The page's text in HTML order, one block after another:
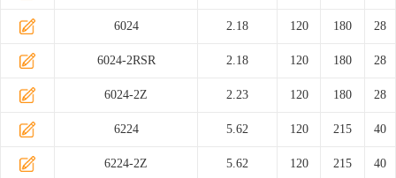
6024 2.18 120 180 28
6024-2RSR 2.18 120 180 28
6024-2Z 2.23 120 180 28
6224 5.62 120 215 40
6224-2Z 5.62 120 215 40